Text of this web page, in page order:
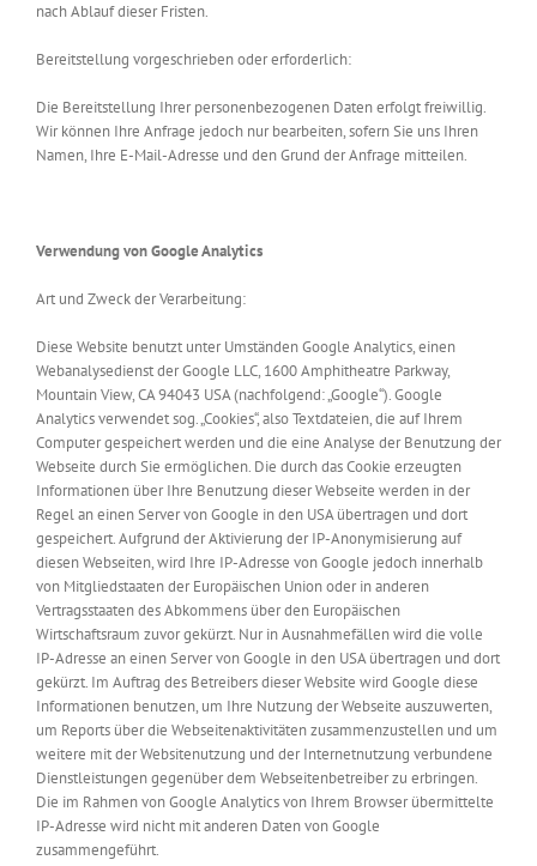
nach Ablauf dieser Fristen.
Bereitstellung vorgeschrieben oder erforderlich:
Die Bereitstellung Ihrer personenbezogenen Daten erfolgt freiwillig.
Wir können Ihre Anfrage jedoch nur bearbeiten, sofern Sie uns Ihren
Namen, Ihre E-Mail-Adresse und den Grund der Anfrage mitteilen.
Verwendung von Google Analytics
Art und Zweck der Verarbeitung:
Diese Website benutzt unter Umständen Google Analytics, einen
Webanalysedienst der Google LLC, 1600 Amphitheatre Parkway,
Mountain View, CA 94043 USA (nachfolgend: „Google“). Google
Analytics verwendet sog. „Cookies“, also Textdateien, die auf Ihrem
Computer gespeichert werden und die eine Analyse der Benutzung der
Webseite durch Sie ermöglichen. Die durch das Cookie erzeugten
Informationen über Ihre Benutzung dieser Webseite werden in der
Regel an einen Server von Google in den USA übertragen und dort
gespeichert. Aufgrund der Aktivierung der IP-Anonymisierung auf
diesen Webseiten, wird Ihre IP-Adresse von Google jedoch innerhalb
von Mitgliedstaaten der Europäischen Union oder in anderen
Vertragsstaaten des Abkommens über den Europäischen
Wirtschaftsraum zuvor gekürzt. Nur in Ausnahmefällen wird die volle
IP-Adresse an einen Server von Google in den USA übertragen und dort
gekürzt. Im Auftrag des Betreibers dieser Website wird Google diese
Informationen benutzen, um Ihre Nutzung der Webseite auszuwerten,
um Reports über die Webseitenaktivitäten zusammenzustellen und um
weitere mit der Websitenutzung und der Internetnutzung verbundene
Dienstleistungen gegenüber dem Webseitenbetreiber zu erbringen.
Die im Rahmen von Google Analytics von Ihrem Browser übermittelte
IP-Adresse wird nicht mit anderen Daten von Google
zusammengeführt.